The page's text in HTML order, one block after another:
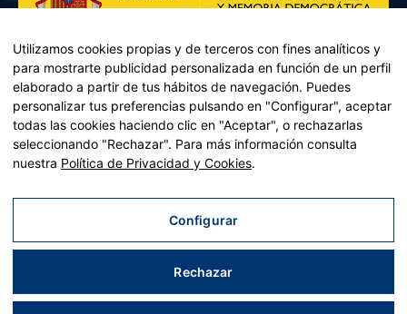
Plan de Recuperación, Transformación y Resiliencia – Financiado por
Recuperación y resiliencia, establecido por el Reglamento (UE)
2021/241 del Parlamento Europeo y del Consejo, de 12 de febrero
Aviso legal|Política de privacidad|Política de cookies|Accesibilidad|Mapa web
Utilizamos cookies propias y de terceros con fines analíticos y
para mostrarte publicidad personalizada en función de un perfil
elaborado a partir de tus hábitos de navegación. Puedes
personalizar tus preferencias pulsando en "Configurar", aceptar
todas las cookies haciendo clic en "Aceptar", o rechazarlas
seleccionando "Rechazar". Para más información consulta
nuestra Política de Privacidad y Cookies.
Configurar
Rechazar